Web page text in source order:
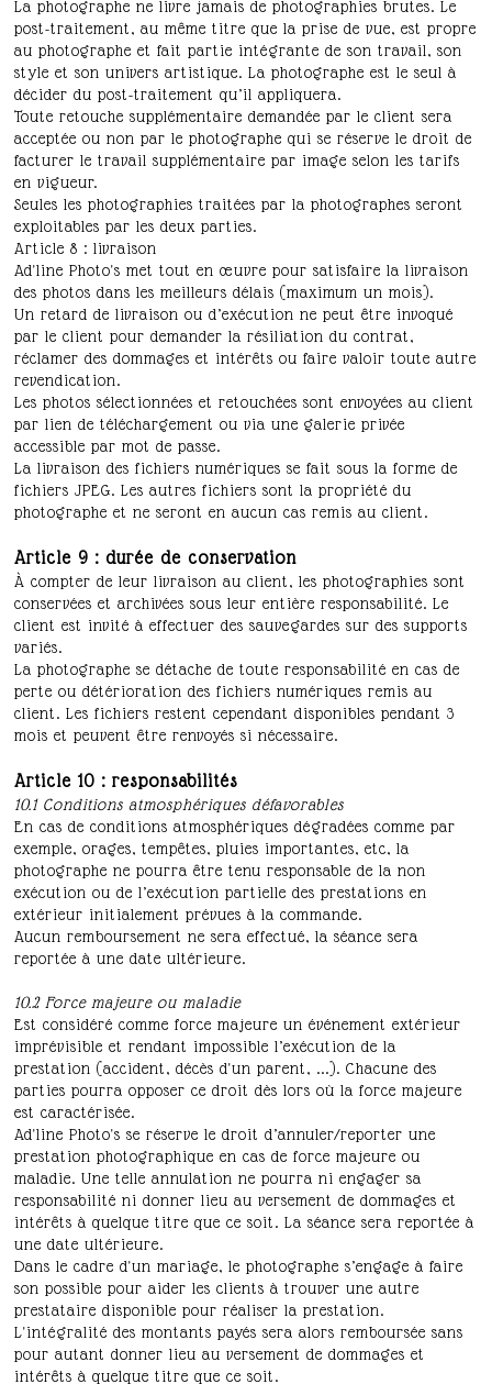
La photographe ne livre jamais de photographies brutes. Le
post-traitement, au même titre que la prise de vue, est propre
au photographe et fait partie intégrante de son travail, son
style et son univers artistique. La photographe est le seul à
décider du post-traitement qu’il appliquera.
Toute retouche supplémentaire demandée par le client sera
acceptée ou non par le photographe qui se réserve le droit de
facturer le travail supplémentaire par image selon les tarifs
en vigueur.
Seules les photographies traitées par la photographes seront
exploitables par les deux parties.
Article 8 : livraison
Ad'line Photo's met tout en œuvre pour satisfaire la livraison
des photos dans les meilleurs délais (maximum un mois).
Un retard de livraison ou d’exécution ne peut être invoqué
par le client pour demander la résiliation du contrat,
réclamer des dommages et intérêts ou faire valoir toute autre
revendication.
Les photos sélectionnées et retouchées sont envoyées au client
par lien de téléchargement ou via une galerie privée
accessible par mot de passe.
La livraison des fichiers numériques se fait sous la forme de
fichiers JPEG. Les autres fichiers sont la propriété du
photographe et ne seront en aucun cas remis au client.
Article 9 : durée de conservation
À compter de leur livraison au client, les photographies sont
conservées et archivées sous leur entière responsabilité. Le
client est invité à effectuer des sauvegardes sur des supports
variés.
La photographe se détache de toute responsabilité en cas de
perte ou détérioration des fichiers numériques remis au
client. Les fichiers restent cependant disponibles pendant 3
mois et peuvent être renvoyés si nécessaire.
Article 10 : responsabilités
10.1 Conditions atmosphériques défavorables
En cas de conditions atmosphériques dégradées comme par
exemple, orages, tempêtes, pluies importantes, etc, la
photographe ne pourra être tenu responsable de la non
exécution ou de l’exécution partielle des prestations en
extérieur initialement prévues à la commande.
Aucun remboursement ne sera effectué, la séance sera
reportée à une date ultérieure.
10.2 Force majeure ou maladie
Est considéré comme force majeure un événement extérieur
imprévisible et rendant impossible l’exécution de la
prestation (accident, décès d'un parent, ...). Chacune des
parties pourra opposer ce droit dès lors où la force majeure
est caractérisée.
Ad'line Photo's se réserve le droit d’annuler/reporter une
prestation photographique en cas de force majeure ou
maladie. Une telle annulation ne pourra ni engager sa
responsabilité ni donner lieu au versement de dommages et
intérêts à quelque titre que ce soit. La séance sera reportée à
une date ultérieure.
Dans le cadre d'un mariage, le photographe s’engage à faire
son possible pour aider les clients à trouver une autre
prestataire disponible pour réaliser la prestation.
L'intégralité des montants payés sera alors remboursée sans
pour autant donner lieu au versement de dommages et
intérêts à quelque titre que ce soit.